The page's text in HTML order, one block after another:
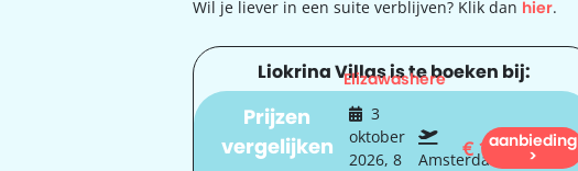
Wil je liever in een suite verblijven? Klik dan hier.
Liokrina Villas is te boeken bij:
Elizawashere
Prijzen
vergelijken
3
oktober
2026, 8
Amsterdam
€1.016
aanbieding
>